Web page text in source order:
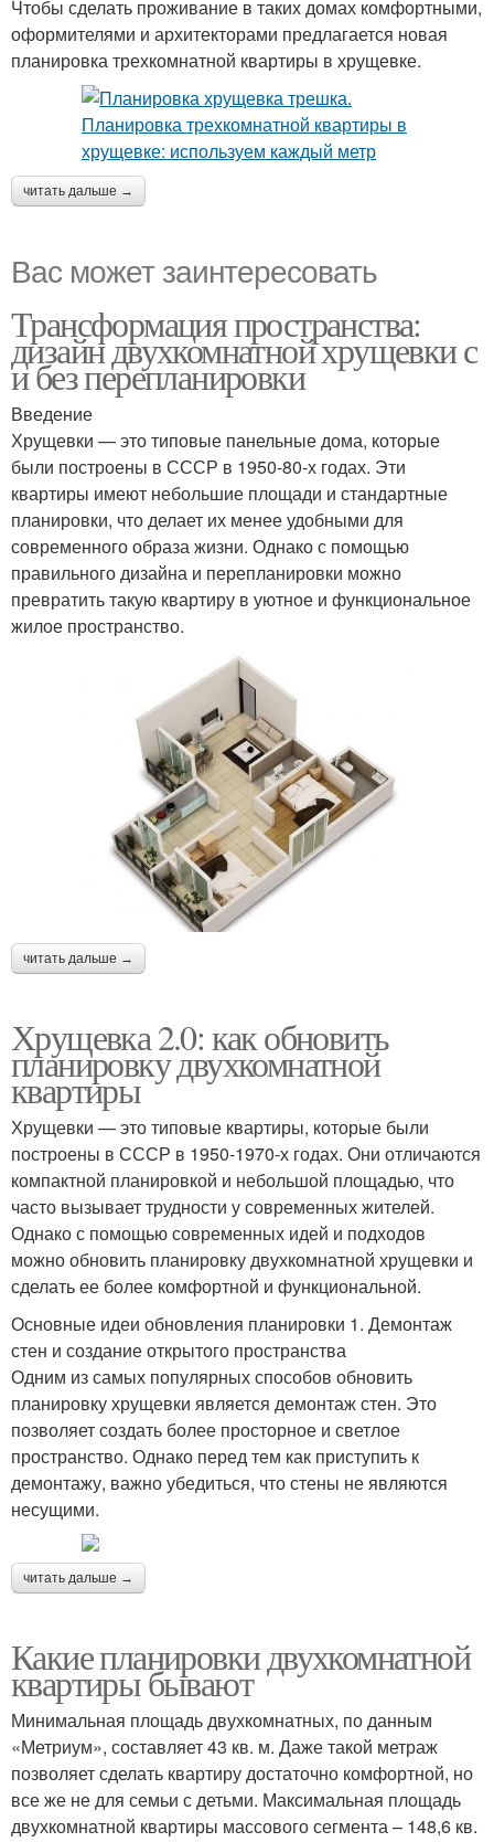
Чтобы сделать проживание в таких домах комфортными,
оформителями и архитекторами предлагается новая
планировка трехкомнатной квартиры в хрущевке.
читать дальше →
Вас может заинтересовать
Трансформация пространства:
дизайн двухкомнатной хрущевки с
и без перепланировки
Введение
Хрущевки — это типовые панельные дома, которые
были построены в СССР в 1950-80-х годах. Эти
квартиры имеют небольшие площади и стандартные
планировки, что делает их менее удобными для
современного образа жизни. Однако с помощью
правильного дизайна и перепланировки можно
превратить такую квартиру в уютное и функциональное
жилое пространство.
читать дальше →
Хрущевка 2.0: как обновить
планировку двухкомнатной
квартиры
Хрущевки — это типовые квартиры, которые были
построены в СССР в 1950-1970-х годах. Они отличаются
компактной планировкой и небольшой площадью, что
часто вызывает трудности у современных жителей.
Однако с помощью современных идей и подходов
можно обновить планировку двухкомнатной хрущевки и
сделать ее более комфортной и функциональной.
Основные идеи обновления планировки 1. Демонтаж
стен и создание открытого пространства
Одним из самых популярных способов обновить
планировку хрущевки является демонтаж стен. Это
позволяет создать более просторное и светлое
пространство. Однако перед тем как приступить к
демонтажу, важно убедиться, что стены не являются
несущими.
читать дальше →
Какие планировки двухкомнатной
квартиры бывают
Минимальная площадь двухкомнатных, по данным
«Метриум», составляет 43 кв. м. Даже такой метраж
позволяет сделать квартиру достаточно комфортной, но
все же не для семьи с детьми. Максимальная площадь
двухкомнатной квартиры массового сегмента – 148,6 кв.